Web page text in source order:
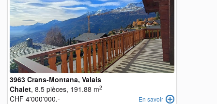
3963 Crans-Montana, Valais
Chalet, 8.5 pièces, 191.88 m2
CHF 4'000'000.- En savoir